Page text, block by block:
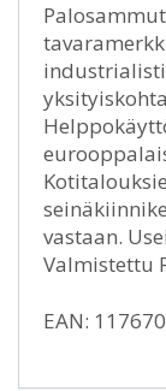
vastaan.
Valmistettu
EAN: